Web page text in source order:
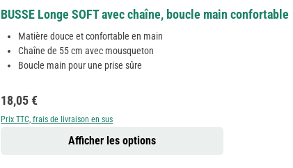
BUSSE Longe SOFT avec chaîne, boucle main confortable
Matière douce et confortable en main
Chaîne de 55 cm avec mousqueton
Boucle main pour une prise sûre
Prix régulier :
18,05 €
Prix TTC, frais de livraison en sus
Afficher les options